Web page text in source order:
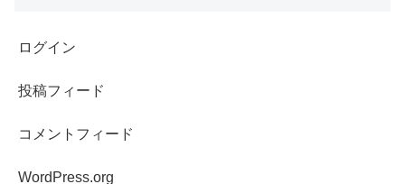
ログイン
投稿フィード
コメントフィード
WordPress.org